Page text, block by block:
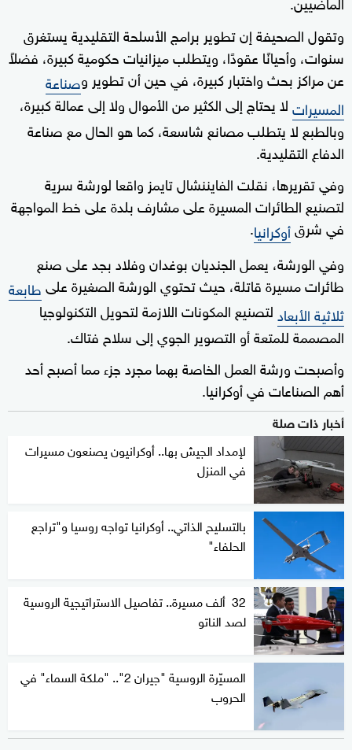
وتقول الصحيفة إن تطوير برامج الأسلحة التقليدية يستغرق
سنوات، وأحيانًا عقودًا، ويتطلب ميزانيات حكومية كبيرة، فضلاً
عن مراكز بحث واختبار كبيرة، في حين أن تطوير وصناعة
المسيراتلا يحتاج إلى الكثير من الأموال ولا إلى عمالة كبيرة،
وبالطبع لا يتطلب مصانع شاسعة، كما هو الحال مع صناعة
الدفاع التقليدية.
وفي تقريرها، نقلت الفايننشال تايمز واقعا لورشة سرية
لتصنيع الطائرات المسيرة على مشارف بلدة على خط المواجهة
في شرقأوكرانيا.
وفي الورشة، يعمل الجنديان بوغدان وفلاد بجد على صنع
طائرات مسيرة قاتلة، حيث تحتوي الورشة الصغيرة علىطابعة
ثلاثية الأبعادلتصنيع المكونات اللازمة لتحويل التكنولوجيا
المصممة للمتعة أو التصوير الجوي إلى سلاح فتاك.
وأصبحت ورشة العمل الخاصة بهما مجرد جزء مما أصبح أحد
أهم الصناعات في أوكرانيا.
أخبار ذات صلة
لإمداد الجيش بها.. أوكرانيون يصنعون مسيرات
في المنزل
بالتسليح الذاتي.. أوكرانيا تواجه روسيا و"تراجع
الحلفاء"
32 ألف مسيرة.. تفاصيل الاستراتيجية الروسية
لصد الناتو
المسيّرة الروسية "جيران 2".. "ملكة السماء" في
الحروب